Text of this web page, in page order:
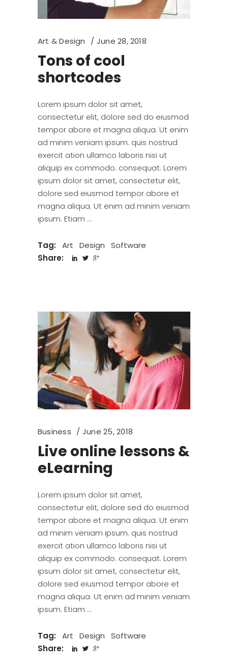
Art & Design June 28, 2018
Tons of cool
shortcodes
Lorem ipsum dolor sit amet,
consectetur elit, dolore sed do eiusmod
tempor abore et magna aliqua. Ut enim
ad minim veniam ipsum. quis nostrud
exercit ation ullamco laboris nisi ut
aliquip ex commodo. consequat. Lorem
ipsum dolor sit amet, consectetur elit,
dolore sed eiusmod tempor abore et
magna aliqua. Ut enim ad minim veniam
ipsum. Etiam
Tag: Art Design
Software
Share:
Business June 25, 2018
Live online lessons &
eLearning
Lorem ipsum dolor sit amet,
consectetur elit, dolore sed do eiusmod
tempor abore et magna aliqua. Ut enim
ad minim veniam ipsum. quis nostrud
exercit ation ullamco laboris nisi ut
aliquip ex commodo. consequat. Lorem
ipsum dolor sit amet, consectetur elit,
dolore sed eiusmod tempor abore et
magna aliqua. Ut enim ad minim veniam
ipsum. Etiam
Tag: Art Design
Software
Share: